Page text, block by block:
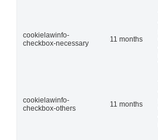
cookielawinfo-
checkbox-necessary
11 months
cookielawinfo-
checkbox-others
11 months